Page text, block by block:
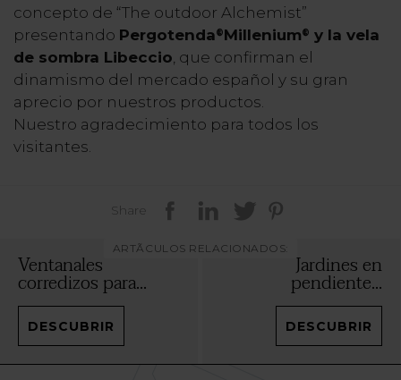
concepto de “The outdoor Alchemist”
presentando Pergotenda®Millenium® y la vela
de sombra Libeccio , que confirman el
dinamismo del mercado español y su gran
aprecio por nuestros productos.
Nuestro agradecimiento para todos los
visitantes.
Share
ARTÃCULOS RELACIONADOS:
Ventanales
corredizos para...
DESCUBRIR
Jardines en
pendiente...
DESCUBRIR